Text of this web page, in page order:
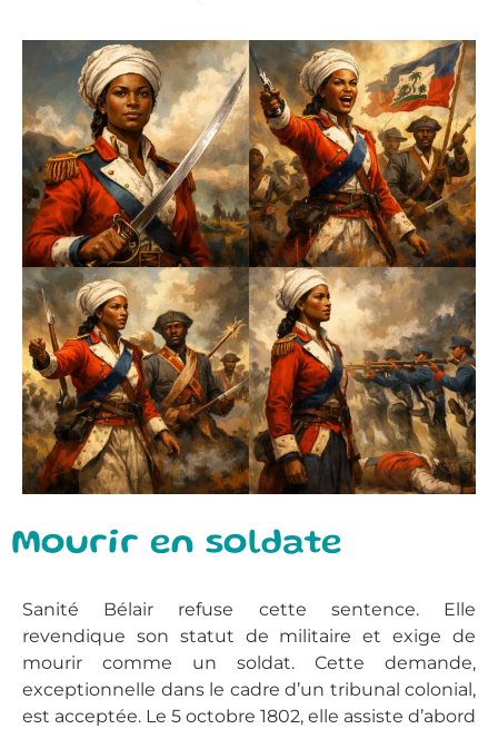
Mourir en soldate
Sanité Bélair refuse cette sentence. Elle
revendique son statut de militaire et exige de
mourir comme un soldat. Cette demande,
exceptionnelle dans le cadre d’un tribunal colonial,
est acceptée. Le 5 octobre 1802, elle assiste d’abord